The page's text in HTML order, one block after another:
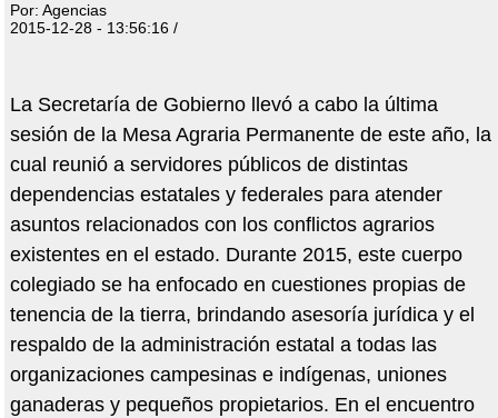
Por: Agencias
2015-12-28 - 13:56:16 /
La Secretaría de Gobierno llevó a cabo la última
sesión de la Mesa Agraria Permanente de este año, la
cual reunió a servidores públicos de distintas
dependencias estatales y federales para atender
asuntos relacionados con los conflictos agrarios
existentes en el estado. Durante 2015, este cuerpo
colegiado se ha enfocado en cuestiones propias de
tenencia de la tierra, brindando asesoría jurídica y el
respaldo de la administración estatal a todas las
organizaciones campesinas e indígenas, uniones
ganaderas y pequeños propietarios. En el encuentro